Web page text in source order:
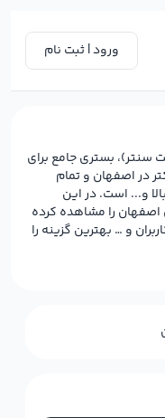
ورود | ثبت نام
بستری جامع برای
در اصفهان و تمام
و... است. در این
اصفهان را مشاهده کرده
و … بهترین گزینه را